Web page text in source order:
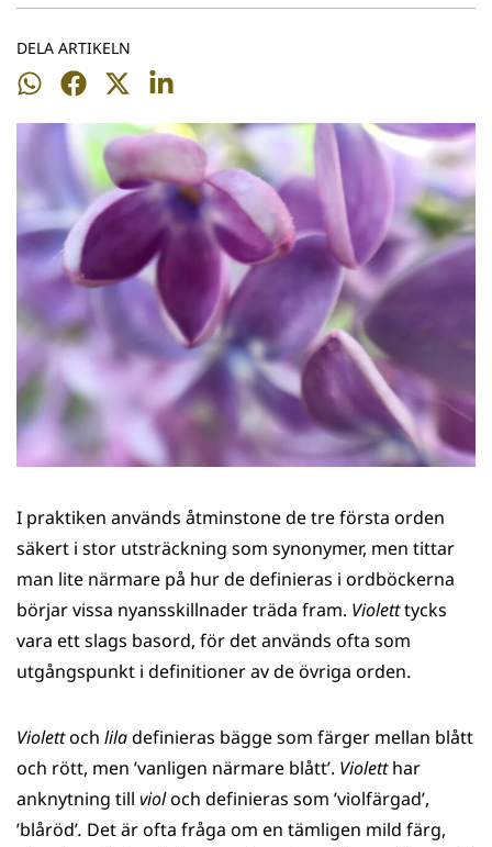
DELA ARTIKELN
Dela
WhatsApp
Dela
Facebook
Dela
Twitter
Dela
LinkedIn
I praktiken används åtminstone de tre första orden
säkert i stor utsträckning som synonymer, men tittar
man lite närmare på hur de definieras i ordböckerna
börjar vissa nyansskillnader träda fram. Violetttycks
vara ett slags basord, för det används ofta som
utgångspunkt i definitioner av de övriga orden.
Violettoch liladefinieras bägge som färger mellan blått
och rött, men ’vanligen närmare blått’. Violetthar
anknytning till violoch definieras som ’violfärgad’,
’blåröd’. Det är ofta fråga om en tämligen mild färg,